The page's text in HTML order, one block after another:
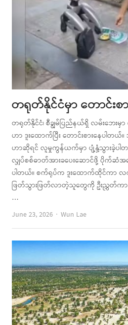
တရုတ်နိုင်ငံမှာ တောင်း
တရုတ်နိုင်ငံ၊ စီချွမ်ပြည်နယ်ရှိ လမ်းဘေး
ဟာ ဒူးထောက်ပြီး တောင်းစားနေပါတယ်
ဟာဆိုရင် လူမှုကွန်ယက်မှာ ပျံ့နှံ့သွားခဲ့ပ
လျှပ်စစ်ဓာတ်အားခပေးဆောင်ဖို့ ပိုက်ဆံအ
ပါတယ်။ စက်ရုပ်က ဒူးထောက်ထိုင်ကာ လ
ဖြတ်သွားဖြတ်လာတဲ့သူတွေကို ဦးညွှတ်ကာ
…
June 23, 2026
Author
Wun Lae